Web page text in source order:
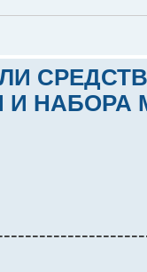
И НАБОРА